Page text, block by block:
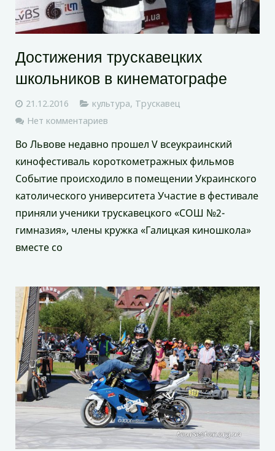
Достижения трускавецких
школьников в кинематографе
21.12.2016 культура, Трускавец
Нет комментариев
Во Львове недавно прошел V всеукраинский
кинофестиваль короткометражных фильмов
Событие происходило в помещении Украинского
католического университета Участие в фестивале
приняли ученики трускавецкого «СОШ №2-
гимназия», члены кружка «Галицкая киношкола»
вместе со